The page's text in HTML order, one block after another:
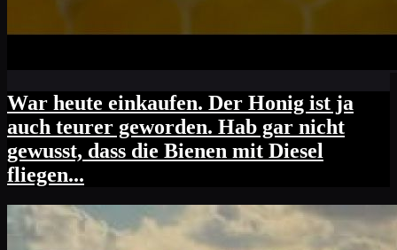
War heute einkaufen. Der Honig ist ja
auch teurer geworden. Hab gar nicht
gewusst, dass die Bienen mit Diesel
fliegen...